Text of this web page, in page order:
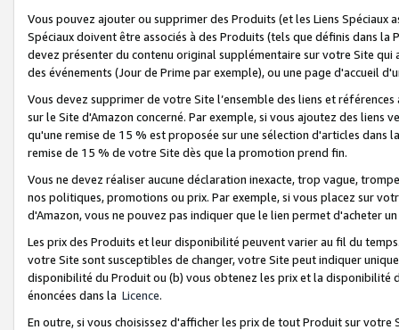
Vous pouvez ajouter ou supprimer des Produits (et les Liens
Spéciaux doivent être associés à des Produits (tels que définis dans
devez présenter du contenu original supplémentaire sur votre Site qui
des événements (Jour de Prime par exemple), ou une page d'accueil
Vous devez supprimer de votre Site l’ensemble des liens et
sur le Site d'Amazon concerné. Par exemple, si vous ajoutez des
qu'une remise de 15 % est proposée sur une sélection d'articles
remise de 15 % de votre Site dès que la promotion prend fin.
Vous ne devez réaliser aucune déclaration inexacte, trop vague,
nos politiques, promotions ou prix. Par exemple, si vous placez sur
d'Amazon, vous ne pouvez pas indiquer que le lien permet d'acheter
Les prix des Produits et leur disponibilité peuvent varier au fil du
votre Site sont susceptibles de changer, votre Site peut indiquer
disponibilité du Produit ou (b) vous obtenez les prix et la disponibilité
énoncées dans la Licence.
En outre, si vous choisissez d'afficher les prix de tout Produit sur